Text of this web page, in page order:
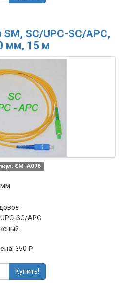
SC/UPC-SC/APC,
мм, 15 м
SM-A096
мм
SC/APC
350 ₽
Купить!